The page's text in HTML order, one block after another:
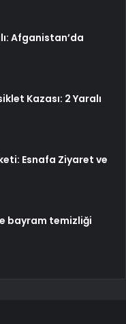
Afganistan’da
Kazası: 2 Yaralı
Esnafa Ziyaret ve
bayram temizliği